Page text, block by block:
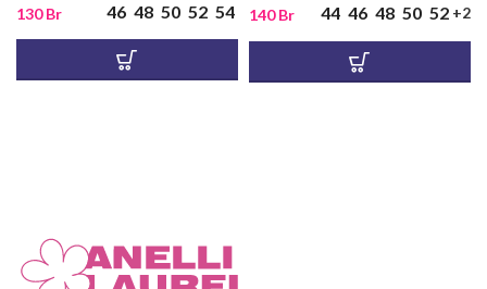
130Br 46 48 50 52 54 140Br 44 46 48 50 52 +2